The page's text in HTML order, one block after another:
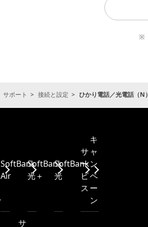
サポート 接続と設定 ひかり電話／光電話（N）
SoftBank
Air
SoftBank
光＋
SoftBank
光
サ
ー
ビ
ス
キ
ャ
ン
ペ
ー
ン
サ